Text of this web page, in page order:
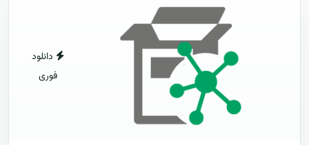
دانلود
فوری